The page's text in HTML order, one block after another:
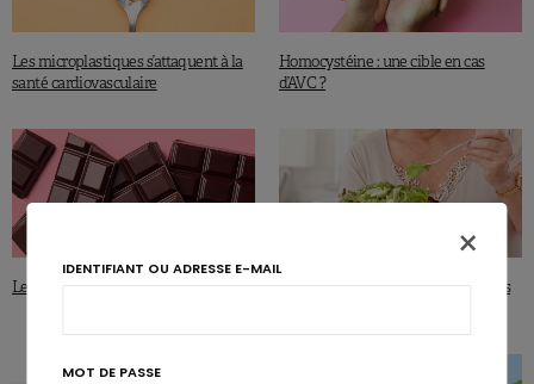
Les microplastiques s’attaquent à la
santé cardiovasculaire
Homocystéine : une cible en cas
d’AVC ?
Le chocolat réduit-il la mortalité ?
Moins de démence avec les nitrates
×
IDENTIFIANT OU ADRESSE E-MAIL
MOT DE PASSE